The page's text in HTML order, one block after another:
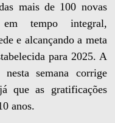
mais de 100 novas
em tempo integral,
e alcançando a meta
para 2025. A
semana corrige
que as gratificações
anos.